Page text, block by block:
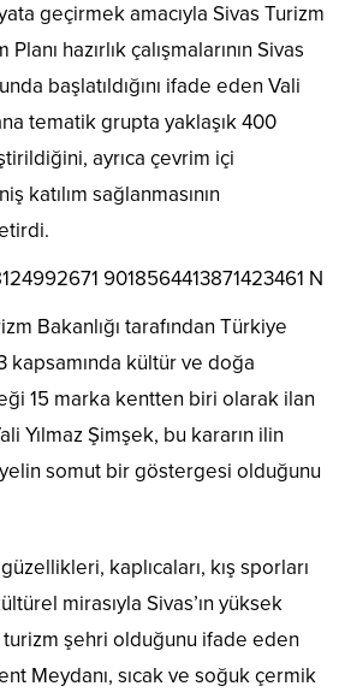
geçirmek amacıyla Sivas Turizm
hazırlık çalışmalarının Sivas
başlatıldığını ifade eden Vali
tematik grupta yaklaşık 400
ayrıca çevrim içi
katılım sağlanmasının
Bakanlığı tarafından Türkiye
kapsamında kültür ve doğa
15 marka kentten biri olarak ilan
Yılmaz Şimşek, bu kararın ilin
somut bir göstergesi olduğunu
kaplıcaları, kış sporları
mirasıyla Sivas’ın yüksek
şehri olduğunu ifade eden
Meydanı, sıcak ve soğuk çermik